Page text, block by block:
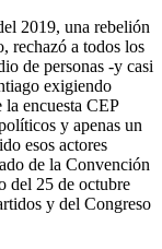
2019, una rebelión
rechazó a todos los
de personas -y casi
exigiendo
encuesta CEP
y apenas un
esos actores
de la Convención
del 25 de octubre
y del Congreso